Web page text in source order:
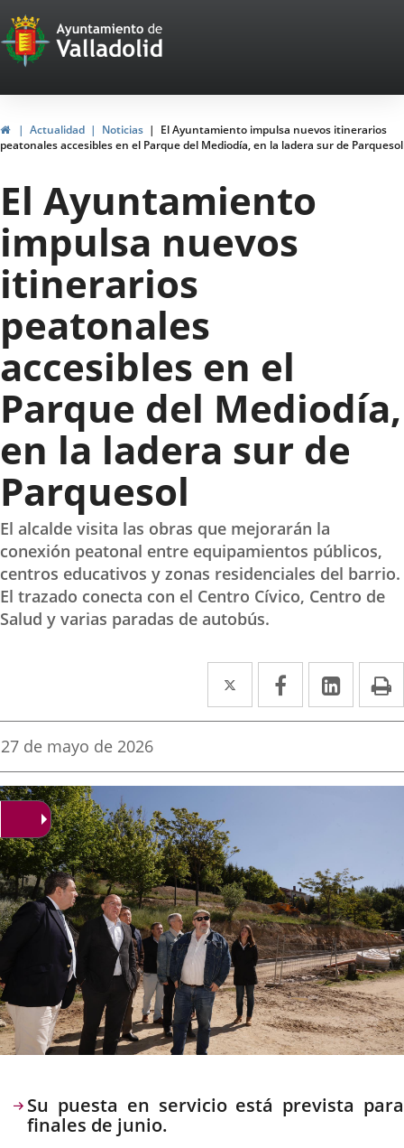
Portal
Web
del
Ayuntamiento
de
Valladolid
InicioActualidad Noticias
El Ayuntamiento impulsa nuevos itinerarios
peatonales accesibles en el Parque del Mediodía, en la ladera sur de Parquesol
El Ayuntamiento
impulsa nuevos
itinerarios
peatonales
accesibles en el
Parque del Mediodía,
en la ladera sur de
Parquesol
El alcalde visita las obras que mejorarán la
conexión peatonal entre equipamientos públicos,
centros educativos y zonas residenciales del barrio.
El trazado conecta con el Centro Cívico, Centro de
Salud y varias paradas de autobús.
Twitter
Enlace
a
aplicación
Facebook
Enlace
a
aplicación
Enlace
a
Fecha
la
noticia
27 de mayo de 2026
Descripción
Su puesta en servicio está prevista para
finales de junio.